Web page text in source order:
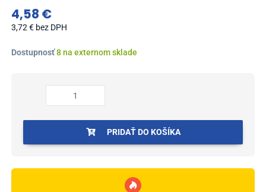
4,58 €
3,72€ bez DPH
Dostupnosť8 na externom sklade
množstvo
PRIDAŤ DO KOŠÍKA